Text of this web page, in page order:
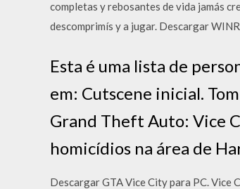
completas y rebosantes de vida jamás
descomprimís y a jugar. Descargar
Esta é uma lista de
em: Cutscene inicial.
Grand Theft Auto: Vice
homicídios na área de
Descargar GTA Vice City para PC. Vice